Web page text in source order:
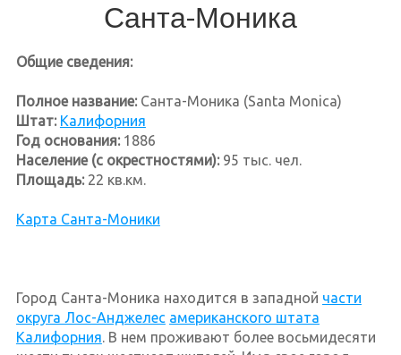
Санта-Моника
Общие сведения:
Полное название:Санта-Моника (Santa Monica)
Штат: Калифорния
Год основания: 1886
Население (с окрестностями): 95 тыс. чел.
Площадь: 22 кв.км.
Карта Санта-Моники
Город Санта-Моника находится в западной части
округа Лос-Анджелес американского штата
Калифорния. В нем проживают более восьмидесяти